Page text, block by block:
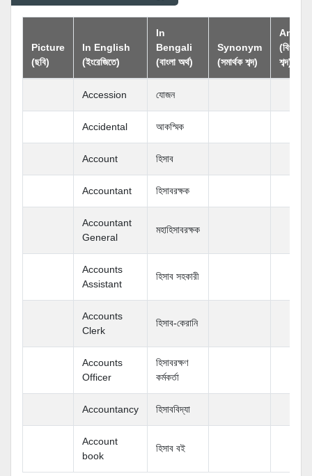
Picture
(ছবি)
In English
(ইংরেজিতে)
In
Bengali
(বাংলা অর্থ)
Synonym
(সমার্থক শব্দ)
শব্দ)
Accession যোজন
Accidental আকস্মিক
Account হিসাব
Accountant হিসাবরক্ষক
Accountant
General
মহাহিসাবরক্ষক
Accounts
Assistant
হিসাব সহকারী
Accounts
Clerk
হিসাব-কেরানি
Accounts
Officer
হিসাবরক্ষণ
কর্মকর্তা
Accountancy হিসাববিদ্যা
Account
book
হিসাব বই